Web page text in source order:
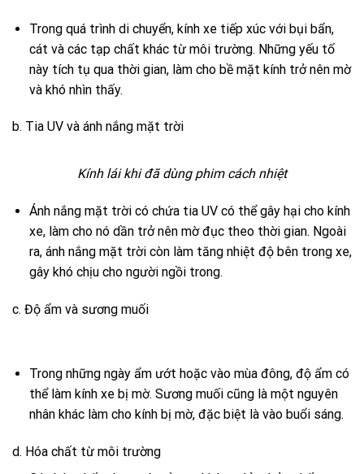
Trong quá trình di chuyển, kính xe tiếp xúc với bụi bẩn,
cát và các tạp chất khác từ môi trường. Những yếu tố
này tích tụ qua thời gian, làm cho bề mặt kính trở nên mờ
và khó nhìn thấy.
b. Tia UV và ánh nắng mặt trời
Kính lái khi đã dùng phim cách nhiệt
Ánh nắng mặt trời có chứa tia UV có thể gây hại cho kính
xe, làm cho nó dần trở nên mờ đục theo thời gian. Ngoài
ra, ánh nắng mặt trời còn làm tăng nhiệt độ bên trong xe,
gây khó chịu cho người ngồi trong.
c. Độ ẩm và sương muối
Trong những ngày ẩm ướt hoặc vào mùa đông, độ ẩm có
thể làm kính xe bị mờ. Sương muối cũng là một nguyên
nhân khác làm cho kính bị mờ, đặc biệt là vào buổi sáng.
d. Hóa chất từ môi trường